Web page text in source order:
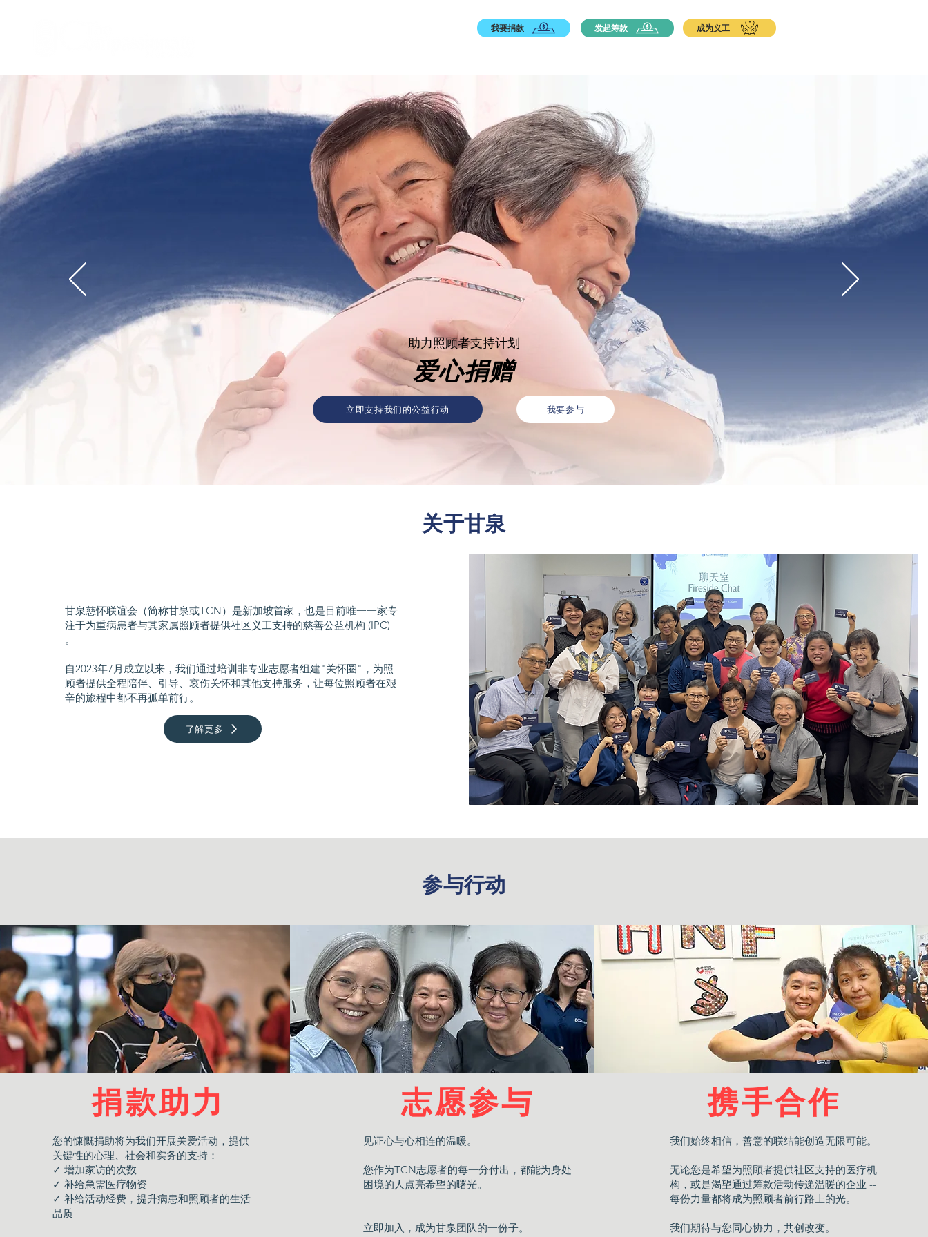
我要捐款 发起筹款 成为义工
​助力照顾者支持计划
爱心捐赠
立即支持我们的公益行动 我要参与
​关于甘泉
甘泉慈怀联谊会（简称甘泉或TCN）是新加坡首家，也是目前唯一一家专
注于为重病患者与其家属照顾者提供社区义工支持的慈善公益机构 (IPC)
。
自2023年7月成立以来，我们通过培训非专业志愿者组建"关怀圈"，为照
顾者提供全程陪伴、引导、哀伤关怀和其他支持服务，让每位照顾者在艰
辛的旅程中都不再孤单前行。​​
了解更多
​参与行动
​捐款助力
您的慷慨捐助将为我们开展关爱活动，提供
关键性的心理、社会和实务的支持：
✓ 增加家访的次数
✓ 补给急需医疗物资
✓ 补给活动经费，提升病患和照顾者的生活
品质
​志愿参与
见证心与心相连的温暖。
您作为TCN志愿者的每一分付出，都能为身处
困境的人点亮希望的曙光。
立即加入，成为甘泉团队的一份子。
​携手合作
​我们始终相信，善意的联结能创造无限可能。
无论您是希望为照顾者提供社区支持的医疗机
构，或是渴望通过筹款活动传递温暖的企业 --
每份力量都将成为照顾者前行路上的光。​
我们期待与您同心协力，共创改变。